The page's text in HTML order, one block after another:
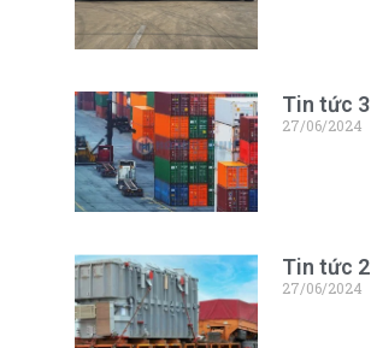
Tin tức 3
27/06/2024
Tin tức 2
27/06/2024